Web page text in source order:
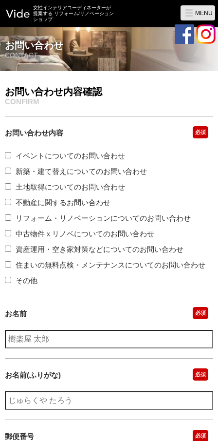
女性インテリアコーディネーターが
提案する リフォーム/リノベーション
ショップ
お問い合わせ
CONTACT
MENU
お問い合わせ内容確認
CONFIRM
お問い合わせ内容 必須
イベントについてのお問い合わせ
新築・建て替えについてのお問い合わせ
土地取得についてのお問い合わせ
不動産に関するお問い合わせ
リフォーム・リノベーションについてのお問い合わせ
中古物件ｘリノベについてのお問い合わせ
資産運用・空き家対策などについてのお問い合わせ
住まいの無料点検・メンテナンスについてのお問い合わせ
その他
お名前 必須
お名前(ふりがな) 必須
郵便番号 必須